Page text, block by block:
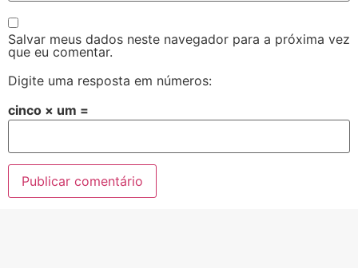
Salvar meus dados neste navegador para a próxima vez
que eu comentar.
Digite uma resposta em números:
cinco × um =